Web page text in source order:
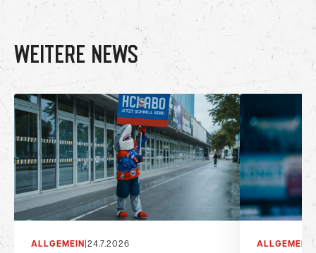
WEITERE NEWS
ALLGEMEIN 24.7.2026 ALLGEMEIN |